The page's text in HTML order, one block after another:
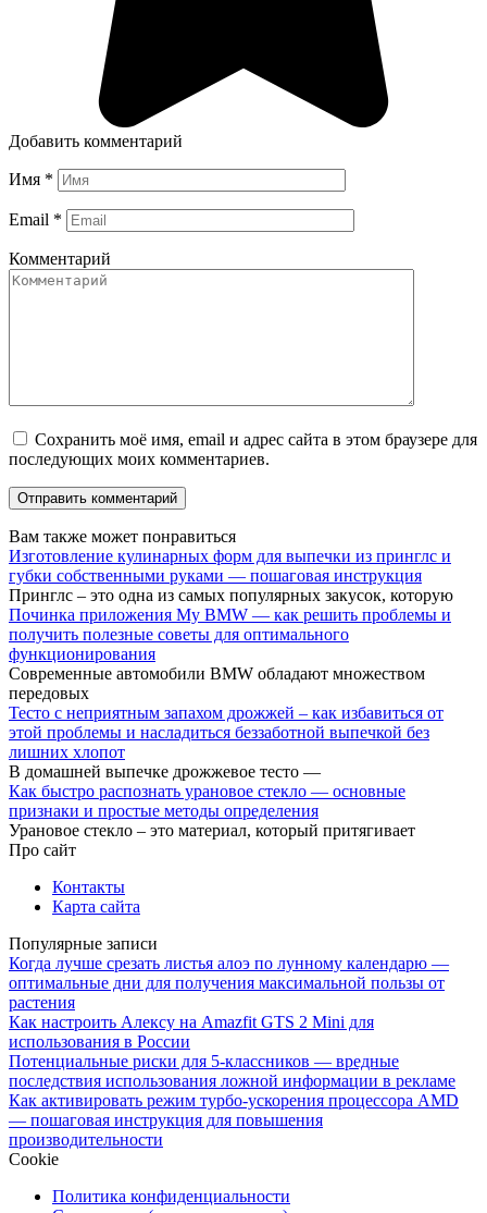
Добавить комментарий
Имя *
Email *
Комментарий
Сохранить моё имя, email и адрес сайта в этом браузере для
последующих моих комментариев.
Вам также может понравиться
Изготовление кулинарных форм для выпечки из принглс и
губки собственными руками — пошаговая инструкция
Принглс – это одна из самых популярных закусок, которую
Починка приложения My BMW — как решить проблемы и
получить полезные советы для оптимального
функционирования
Современные автомобили BMW обладают множеством
передовых
Тесто с неприятным запахом дрожжей – как избавиться от
этой проблемы и насладиться беззаботной выпечкой без
лишних хлопот
В домашней выпечке дрожжевое тесто —
Как быстро распознать урановое стекло — основные
признаки и простые методы определения
Урановое стекло – это материал, который притягивает
Про сайт
Контакты
Карта сайта
Популярные записи
Когда лучше срезать листья алоэ по лунному календарю —
оптимальные дни для получения максимальной пользы от
растения
Как настроить Алексу на Amazfit GTS 2 Mini для
использования в России
Потенциальные риски для 5-классников — вредные
последствия использования ложной информации в рекламе
Как активировать режим турбо-ускорения процессора AMD
— пошаговая инструкция для повышения
производительности
Cookie
Политика конфиденциальности